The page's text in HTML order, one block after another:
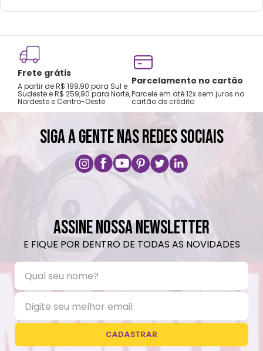
Não utilizar produtos abrasivos ou químicos
amarelo).
Frete grátis
A partir de R$ 199,90 para Sul e
Sudeste e R$ 259,90 para Norte,
Nordeste e Centro-Oeste
Parcelamento no cartão
Parcele em até 12x sem juros no
cartão de crédito
SIGA A GENTE NAS REDES SOCIAIS
ASSINE NOSSA NEWSLETTER
E FIQUE POR DENTRO DE TODAS AS NOVIDADES
CADASTRAR